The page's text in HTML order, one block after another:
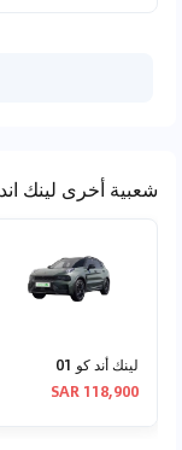
شعبية أخرى لينك
لينك أند كو 01
118,900 SAR